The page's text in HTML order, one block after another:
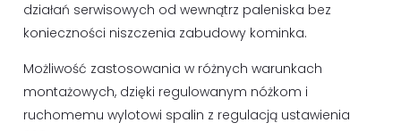
działań serwisowych od wewnątrz paleniska bez
konieczności niszczenia zabudowy kominka.
Możliwość zastosowania w różnych warunkach
montażowych, dzięki regulowanym nóżkom i
ruchomemu wylotowi spalin z regulacją ustawienia